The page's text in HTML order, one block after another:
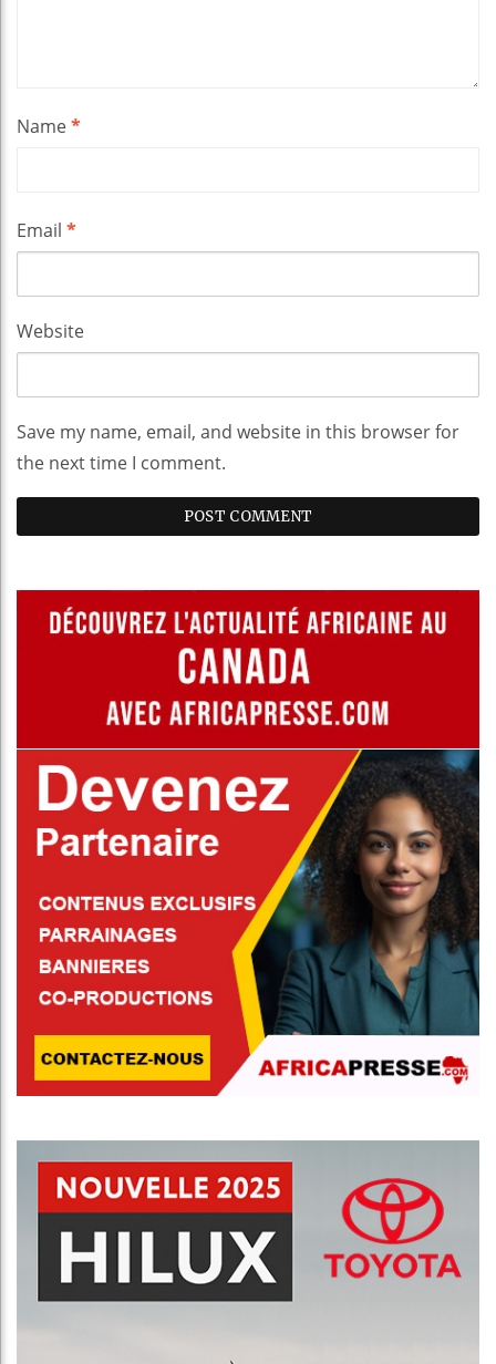
Name*
Email *
Website
Save my name, email, and website in this browser for
the next time I comment.